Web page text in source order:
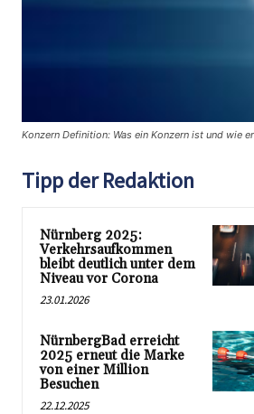
Konzern Definition: Was ein Konzern ist und wie
Tipp der Redaktion
Nürnberg 2025:
Verkehrsaufkommen
bleibt deutlich unter dem
Niveau vor Corona
23.01.2026
NürnbergBad erreicht
2025 erneut die Marke
von einer Million
Besuchen
22.12.2025